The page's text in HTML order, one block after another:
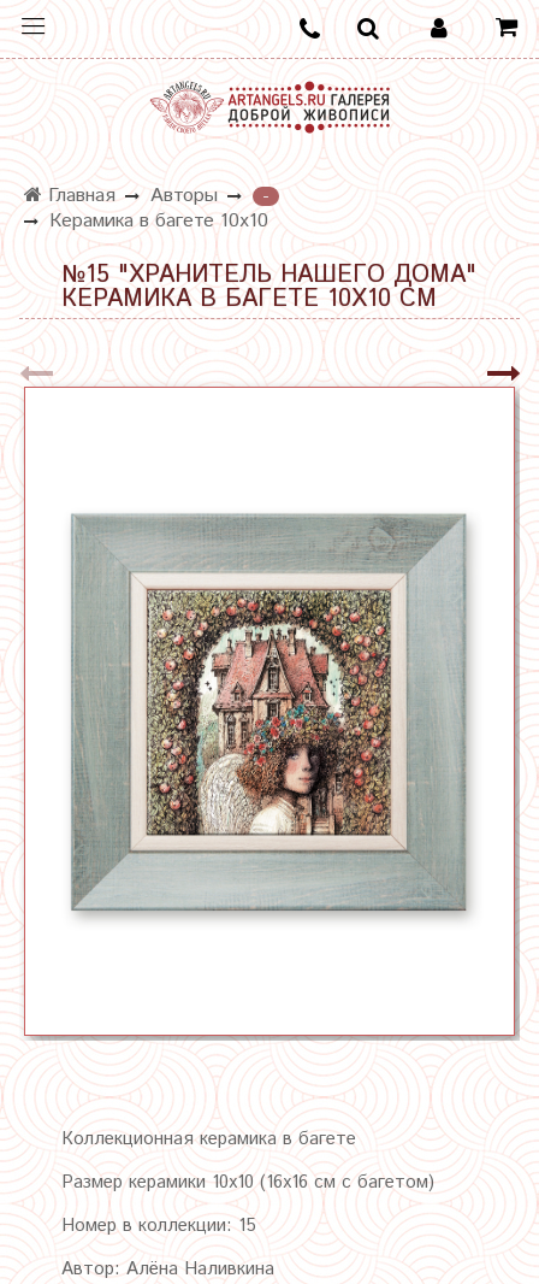
Главная Авторы
-
Керамика в багете 10х10
№15 "ХРАНИТЕЛЬ НАШЕГО ДОМА"
КЕРАМИКА В БАГЕТЕ 10Х10 СМ
Коллекционная керамика в багете
Размер керамики 10х10 (16х16 см с багетом)
Номер в коллекции: 15
Автор: Алёна Наливкина